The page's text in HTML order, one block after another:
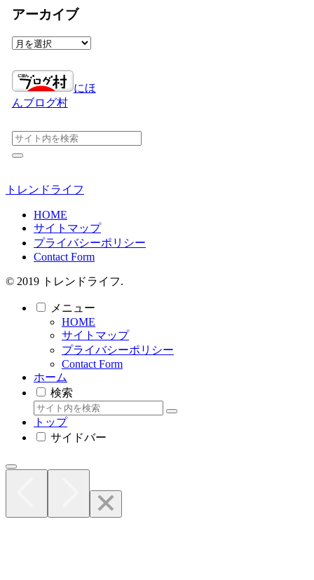
ゴ
リ
ー
アーカイブ
ア
カ
イ
ブ
にほ
んブログ村
トレンドライフ
HOME
サイトマップ
プライバシーポリシー
Contact Form
© 2019 トレンドライフ.
メニュー
HOME
サイトマップ
プライバシーポリシー
Contact Form
ホーム
検索
トップ
サイドバー